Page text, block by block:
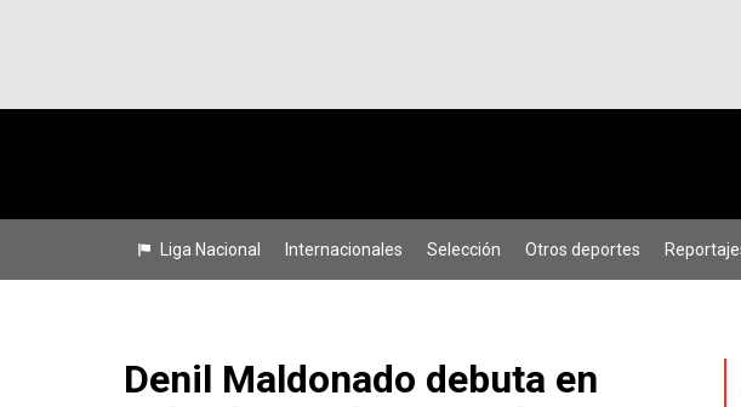
Liga Nacional Internacionales Selección Otros deportes
Denil Maldonado debuta en